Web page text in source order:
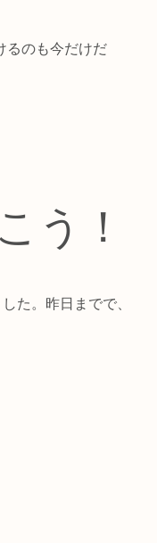
るのも今だけだ
う！
た。昨日までで、